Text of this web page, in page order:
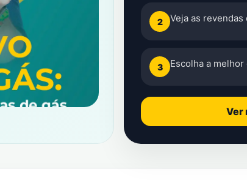
2 Veja as
3 Escolha a
Ver